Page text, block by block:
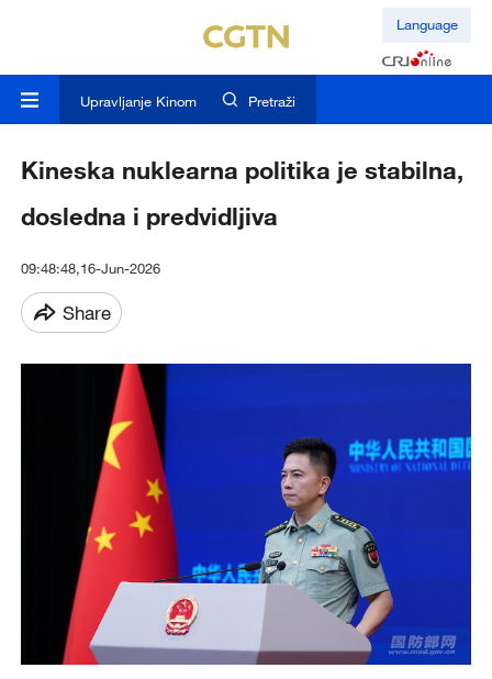
Language
Upravljanje Kinom Pretraži
Kineska nuklearna politika je stabilna,
dosledna i predvidljiva
09:48:48,16-Jun-2026
Share